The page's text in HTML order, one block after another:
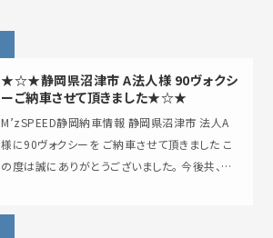
★☆★静岡県沼津市 A法人様 90ヴォクシ
ーご納車させて頂きました★☆★
M’zSPEED静岡納車情報 静岡県沼津市 法人A
様に90ヴォクシーを ご納車させて頂きました こ
の度は誠にありがとうございました。 今後共、エ